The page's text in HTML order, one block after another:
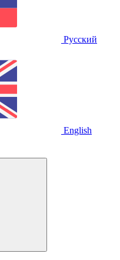
Русский
English